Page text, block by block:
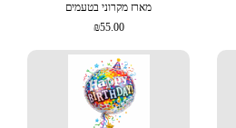
מארז מקרוני בטעמים
₪55.00